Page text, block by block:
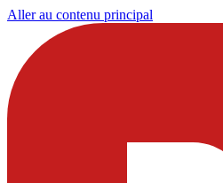
Aller au contenu principal